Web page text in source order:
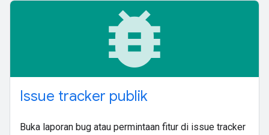
bug_report
Issue tracker publik
Buka laporan bug atau permintaan fitur di issue tracker